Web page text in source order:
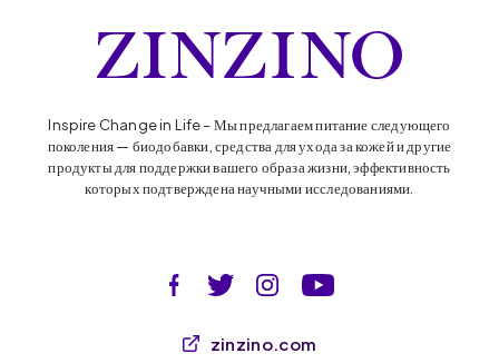
Inspire Change in Life – Мы предлагаем питание следующего
поколения — биодобавки, средства для ухода за кожей и другие
продукты для поддержки вашего образа жизни, эффективность
которых подтверждена научными исследованиями.
zinzino.com